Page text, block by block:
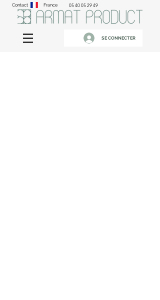
Contact France 05 40 05 29 49
SE CONNECTER